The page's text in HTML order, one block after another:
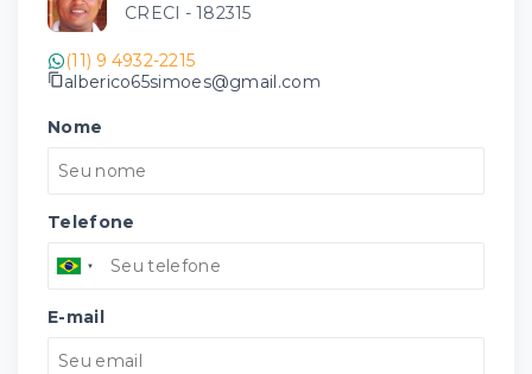
CRECI - 182315
(11) 9 4932-2215
alberico65simoes@gmail.com
Nome
Telefone
E-mail